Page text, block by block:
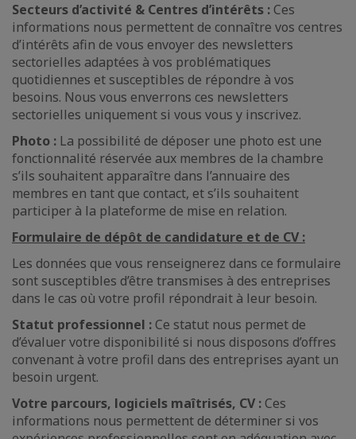
Secteurs d’activité & Centres d’intérêts : Ces
informations nous permettent de connaître vos centres
d’intérêts afin de vous envoyer des newsletters
sectorielles adaptées à vos problématiques
quotidiennes et susceptibles de répondre à vos
besoins. Nous vous enverrons ces newsletters
sectorielles uniquement si vous vous y inscrivez.
Photo : La possibilité de déposer une photo est une
fonctionnalité réservée aux membres de la chambre
s’ils souhaitent apparaître dans l’annuaire des
membres en tant que contact, et s’ils souhaitent
participer à la plateforme de mise en relation.
Formulaire de dépôt de candidature et de CV :
Les données que vous renseignerez dans ce formulaire
sont susceptibles d’être transmises à des entreprises
dans le cas où votre profil répondrait à leur besoin.
Statut professionnel : Ce statut nous permet de
d’évaluer votre disponibilité si nous disposons d’offres
convenant à votre profil dans des entreprises ayant un
besoin urgent.
Votre parcours, logiciels maîtrisés, CV : Ces
informations nous permettent de déterminer si vos